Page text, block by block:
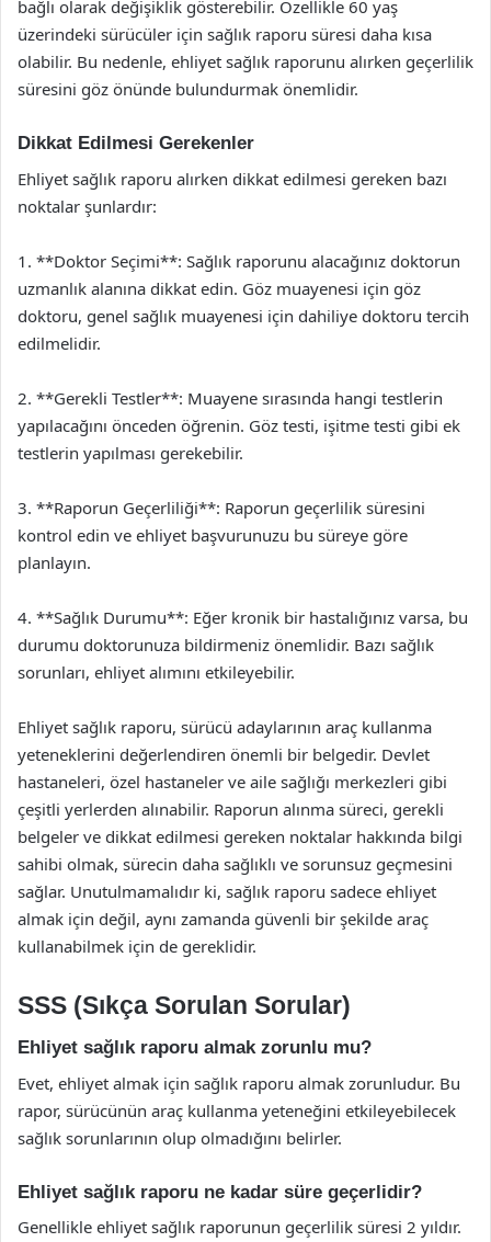
bağlı olarak değişiklik gösterebilir. Özellikle 60 yaş
üzerindeki sürücüler için sağlık raporu süresi daha kısa
olabilir. Bu nedenle, ehliyet sağlık raporunu alırken geçerlilik
süresini göz önünde bulundurmak önemlidir.
Dikkat Edilmesi Gerekenler
Ehliyet sağlık raporu alırken dikkat edilmesi gereken bazı
noktalar şunlardır:
1. **Doktor Seçimi**: Sağlık raporunu alacağınız doktorun
uzmanlık alanına dikkat edin. Göz muayenesi için göz
doktoru, genel sağlık muayenesi için dahiliye doktoru tercih
edilmelidir.
2. **Gerekli Testler**: Muayene sırasında hangi testlerin
yapılacağını önceden öğrenin. Göz testi, işitme testi gibi ek
testlerin yapılması gerekebilir.
3. **Raporun Geçerliliği**: Raporun geçerlilik süresini
kontrol edin ve ehliyet başvurunuzu bu süreye göre
planlayın.
4. **Sağlık Durumu**: Eğer kronik bir hastalığınız varsa, bu
durumu doktorunuza bildirmeniz önemlidir. Bazı sağlık
sorunları, ehliyet alımını etkileyebilir.
Ehliyet sağlık raporu, sürücü adaylarının araç kullanma
yeteneklerini değerlendiren önemli bir belgedir. Devlet
hastaneleri, özel hastaneler ve aile sağlığı merkezleri gibi
çeşitli yerlerden alınabilir. Raporun alınma süreci, gerekli
belgeler ve dikkat edilmesi gereken noktalar hakkında bilgi
sahibi olmak, sürecin daha sağlıklı ve sorunsuz geçmesini
sağlar. Unutulmamalıdır ki, sağlık raporu sadece ehliyet
almak için değil, aynı zamanda güvenli bir şekilde araç
kullanabilmek için de gereklidir.
SSS (Sıkça Sorulan Sorular)
Ehliyet sağlık raporu almak zorunlu mu?
Evet, ehliyet almak için sağlık raporu almak zorunludur. Bu
rapor, sürücünün araç kullanma yeteneğini etkileyebilecek
sağlık sorunlarının olup olmadığını belirler.
Ehliyet sağlık raporu ne kadar süre geçerlidir?
Genellikle ehliyet sağlık raporunun geçerlilik süresi 2 yıldır.